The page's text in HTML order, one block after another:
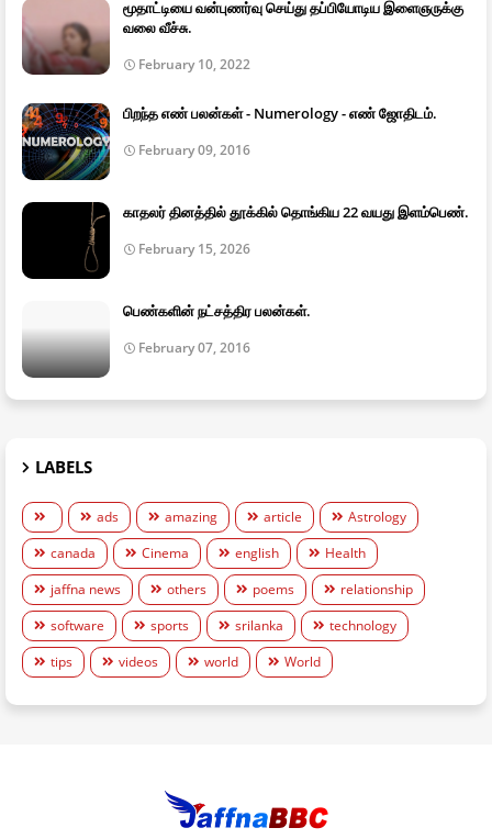
மூதாட்டியை வன்புணர்வு செய்து தப்பியோடிய இளைஞருக்கு
வலை வீச்சு.
February 10, 2022
பிறந்த எண் பலன்கள் - Numerology - எண் ஜோதிடம்.
February 09, 2016
காதலர் தினத்தில் தூக்கில் தொங்கிய 22 வயது இளம்பெண்.
February 15, 2026
பெண்களின் நட்சத்திர பலன்கள்.
February 07, 2016
LABELS
ads amazing article
Astrology
canada
Cinema english
Health
jaffna news
others poems
relationship
software
sports srilanka
technology
tips
videos world World